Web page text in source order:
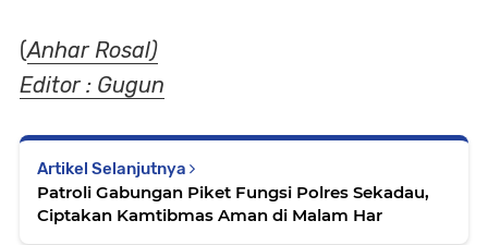
(Anhar Rosal)
Editor : Gugun
Artikel Selanjutnya
Patroli Gabungan Piket Fungsi Polres Sekadau,
Ciptakan Kamtibmas Aman di Malam Har